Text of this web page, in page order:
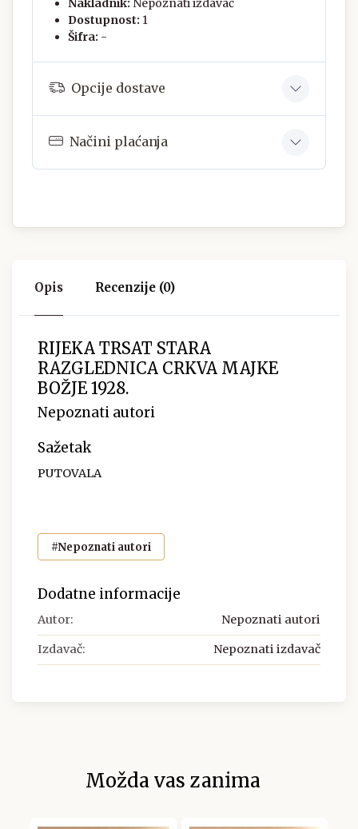
Nakladnik: Nepoznati izdavač
Dostupnost: 1
Šifra: -
Opcije dostave
Načini plaćanja
Opis Recenzije (0)
RIJEKA TRSAT STARA
RAZGLEDNICA CRKVA MAJKE
BOŽJE 1928.
Nepoznati autori
Sažetak
PUTOVALA
#Nepoznati autori
Dodatne informacije
Autor: Nepoznati autori
Izdavač: Nepoznati izdavač
Možda vas zanima